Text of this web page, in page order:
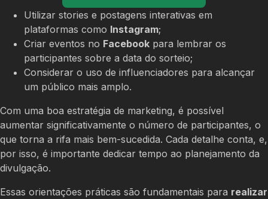
Utilizar stories e postagens interativas em
plataformas como Instagram;
Criar eventos no Facebook para lembrar os
participantes sobre a data do sorteio;
Considerar o uso de influenciadores para alcançar
um público mais amplo.
Com uma boa estratégia de marketing, é possível
aumentar significativamente o número de participantes, o
que torna a rifa mais bem-sucedida. Cada detalhe conta, e,
por isso, é importante dedicar tempo ao planejamento da
divulgação.
Essas orientações práticas são fundamentais para realizar